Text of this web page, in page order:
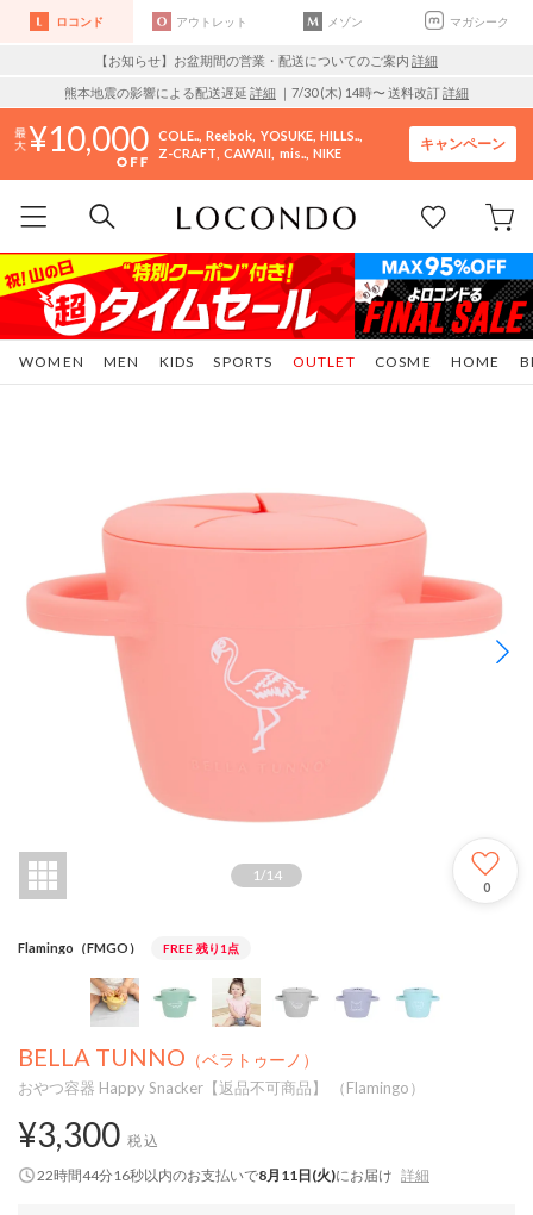
ロコンド アウトレット メゾン マガシーク
【お知らせ】お盆期間の営業・配送についてのご案内 詳細
熊本地震の影響による配送遅延 詳細 ｜7/30 (木) 14時〜 送料改訂詳細
10,000 COLE.. Reebok YOSUKE HILLS..
Z-CRAFT CAWAII mis.. NIKE
キャンペーン
WOMEN MEN KIDS SPORTS COSME HOME
OUTLET
1 /14
0
Flamingo（FMGO） FREE 残り1点
BELLA TUNNO （ベラトゥーノ）
おやつ容器 Happy Snacker【返品不可商品】 （Flamingo）
¥3,300 税込
22時間44分16秒以内のお支払いで8月11日(火)にお届け 詳細